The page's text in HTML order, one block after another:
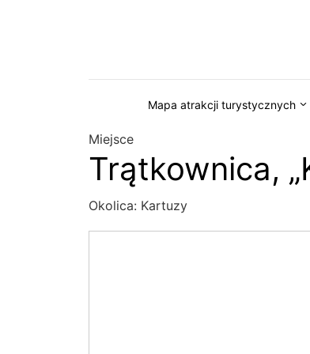
Mapa atrakcji turystycznych
Miejsce
Trątkownica,
Okolica: Kartuzy